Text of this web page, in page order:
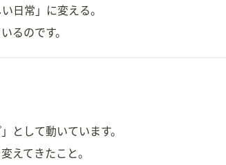
日常」に変える。
るのです。
として動いています。
えてきたこと。